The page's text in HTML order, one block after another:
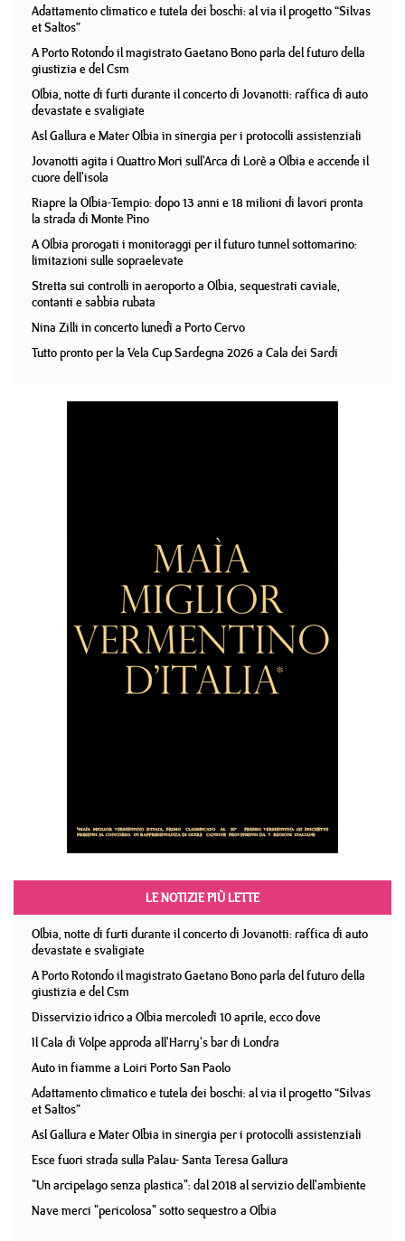
Adattamento climatico e tutela dei boschi: al via il progetto “Silvas
et Saltos”
A Porto Rotondo il magistrato Gaetano Bono parla del futuro della
giustizia e del Csm
Olbia, notte di furti durante il concerto di Jovanotti: raffica di auto
devastate e svaligiate
Asl Gallura e Mater Olbia in sinergia per i protocolli assistenziali
Jovanotti agita i Quattro Mori sull'Arca di Lorè a Olbia e accende il
cuore dell'isola
Riapre la Olbia-Tempio: dopo 13 anni e 18 milioni di lavori pronta
la strada di Monte Pino
A Olbia prorogati i monitoraggi per il futuro tunnel sottomarino:
limitazioni sulle sopraelevate
Stretta sui controlli in aeroporto a Olbia, sequestrati caviale,
contanti e sabbia rubata
Nina Zilli in concerto lunedì a Porto Cervo
Tutto pronto per la Vela Cup Sardegna 2026 a Cala dei Sardi
LE NOTIZIE PIÙ LETTE
Olbia, notte di furti durante il concerto di Jovanotti: raffica di auto
devastate e svaligiate
A Porto Rotondo il magistrato Gaetano Bono parla del futuro della
giustizia e del Csm
Disservizio idrico a Olbia mercoledì 10 aprile, ecco dove
Il Cala di Volpe approda all'Harry's bar di Londra
Auto in fiamme a Loiri Porto San Paolo
Adattamento climatico e tutela dei boschi: al via il progetto “Silvas
et Saltos”
Asl Gallura e Mater Olbia in sinergia per i protocolli assistenziali
Esce fuori strada sulla Palau- Santa Teresa Gallura
"Un arcipelago senza plastica": dal 2018 al servizio dell'ambiente
Nave merci "pericolosa" sotto sequestro a Olbia